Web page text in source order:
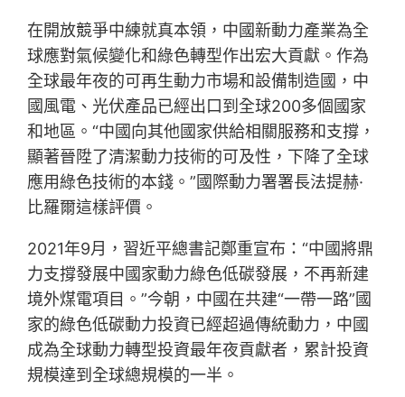
在開放競爭中練就真本領，中國新動力產業為全
球應對氣候變化和綠色轉型作出宏大貢獻。作為
全球最年夜的可再生動力市場和設備制造國，中
國風電、光伏產品已經出口到全球200多個國家
和地區。“中國向其他國家供給相關服務和支撐，
顯著晉陞了清潔動力技術的可及性，下降了全球
應用綠色技術的本錢。”國際動力署署長法提赫·
比羅爾這樣評價。
2021年9月，習近平總書記鄭重宣布：“中國將鼎
力支撐發展中國家動力綠色低碳發展，不再新建
境外煤電項目。”今朝，中國在共建“一帶一路”國
家的綠色低碳動力投資已經超過傳統動力，中國
成為全球動力轉型投資最年夜貢獻者，累計投資
規模達到全球總規模的一半。